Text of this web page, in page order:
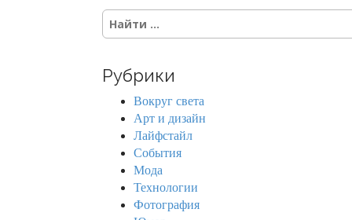
s
n
a
S
e
c
Рубрики
Вокруг света
Арт и дизайн
Лайфстайл
События
Мода
Технологии
Фотография